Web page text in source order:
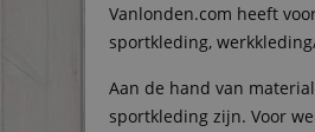
Vanlonden.com heeft
sportkleding,
Aan de hand van
sportkleding zijn. Voor